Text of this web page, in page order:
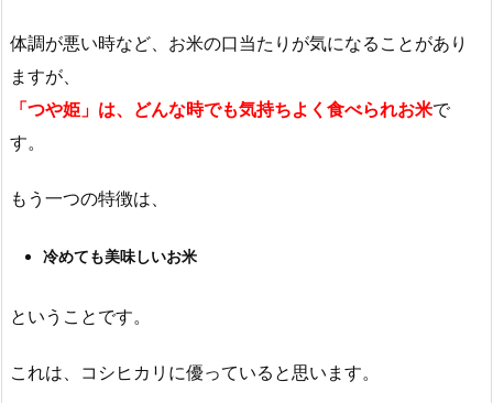
体調が悪い時など、お米の口当たりが気になることがあり
ますが、
「つや姫」は、どんな時でも気持ちよく食べられお米で
す。
もう一つの特徴は、
冷めても美味しいお米
ということです。
これは、コシヒカリに優っていると思います。